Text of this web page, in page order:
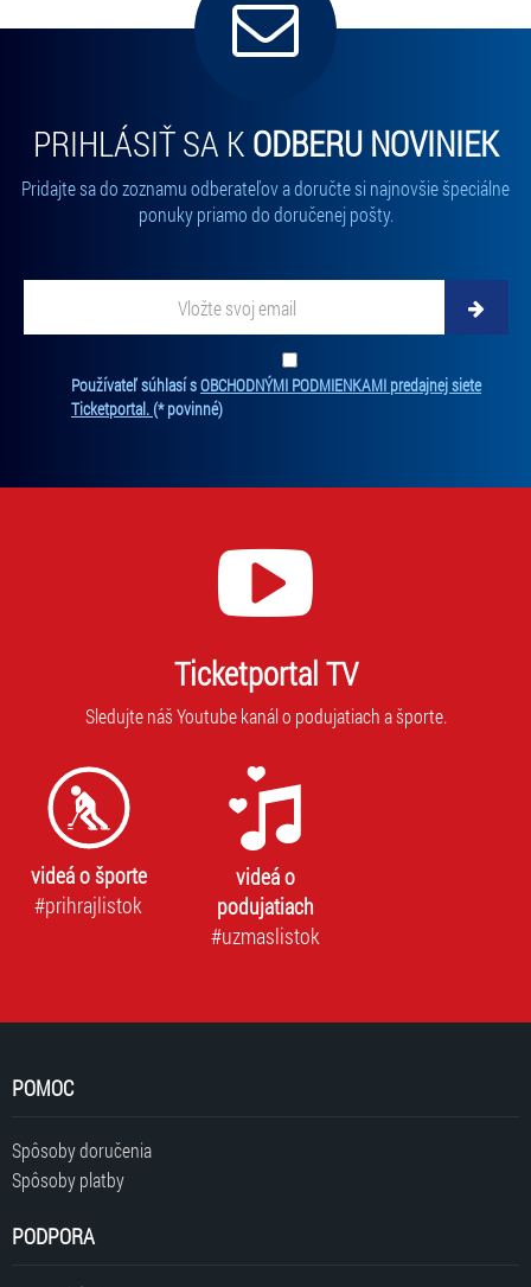
PRIHLÁSIŤ SA K ODBERU NOVINIEK
Pridajte sa do zoznamu odberateľov a doručte si najnovšie špeciálne
ponuky priamo do doručenej pošty.
Používateľ súhlasí sOBCHODNÝMI PODMIENKAMI predajnej siete
Ticketportal.(* povinné)
Ticketportal TV
Sledujte náš Youtube kanál o podujatiach a športe.
videá o športe
#prihrajlistok
videá o
podujatiach
#uzmaslistok
POMOC
Spôsoby doručenia
Spôsoby platby
PODPORA